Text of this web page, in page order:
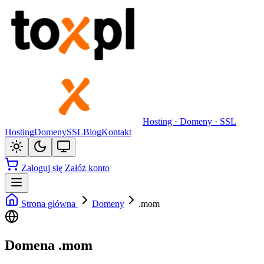
Hosting · Domeny · SSL
HostingDomenySSLBlogKontakt
Zaloguj się Załóż konto
Strona główna Domeny .mom
Domena .mom